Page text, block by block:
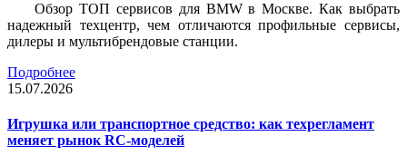
Обзор ТОП сервисов для BMW в Москве. Как выбрать
надежный техцентр, чем отличаются профильные сервисы,
дилеры и мультибрендовые станции.
Подробнее
15.07.2026
Игрушка или транспортное средство: как техрегламент
меняет рынок RC-моделей